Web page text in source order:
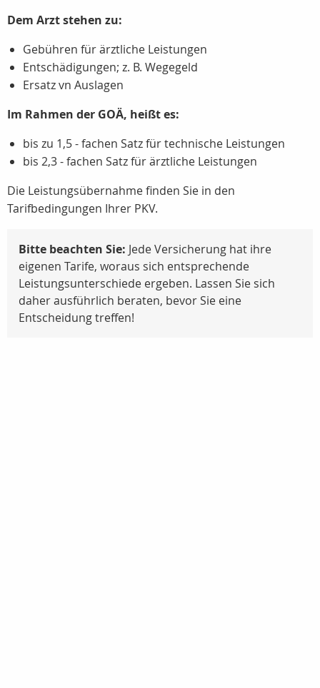
Dem Arzt stehen zu:
Gebühren für ärztliche Leistungen
Entschädigungen; z. B. Wegegeld
Ersatz vn Auslagen
Im Rahmen der GOÄ, heißt es:
bis zu 1,5 - fachen Satz für technische Leistungen
bis 2,3 - fachen Satz für ärztliche Leistungen
Die Leistungsübernahme finden Sie in den
Tarifbedingungen Ihrer PKV.
Bitte beachten Sie: Jede Versicherung hat ihre
eigenen Tarife, woraus sich entsprechende
Leistungsunterschiede ergeben. Lassen Sie sich
daher ausführlich beraten, bevor Sie eine
Entscheidung treffen!